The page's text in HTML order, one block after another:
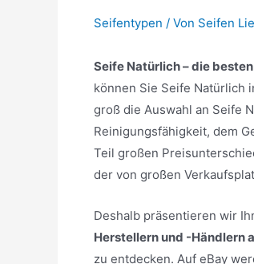
Seifentypen / Von Seifen
Seife Natürlich – die
können Sie Seife Natürlich
groß die Auswahl an Seife
Reinigungsfähigkeit, dem
Teil großen
der von großen
Deshalb präsentieren wir
Herstellern und -Händlern
zu entdecken. Auf eBay